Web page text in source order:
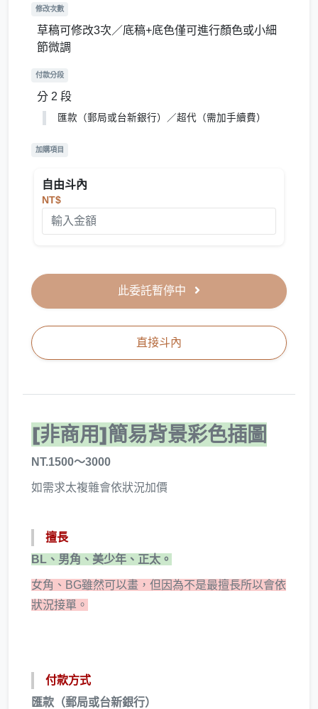
修改次數
草稿可修改3次／底稿+底色僅可進行顏色或小細
節微調
付款分段
分 2 段
匯款（郵局或台新銀行）／超代（需加手續費）
加購項目
自由斗內
NT$
此委託暫停中
直接斗內
[非商用]簡易背景彩色插圖
NT.1500～3000
如需求太複雜會依狀況加價
擅長
BL、男角、美少年、正太。
女角、BG雖然可以畫，但因為不是最擅長所以會依
狀況接單。
付款方式
匯款（郵局或台新銀行）